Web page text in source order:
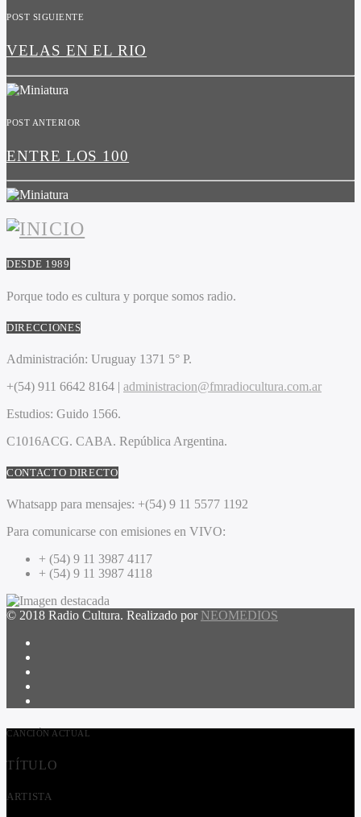
POST SIGUIENTE
VELAS EN EL RIO
POST ANTERIOR
ENTRE LOS 100
DESDE 1989
Porque todo es cultura y porque somos radio.
DIRECCIONES
Administración: Uruguay 1371 5° P.
+(54) 911 6642 8164 | administracion@fmradiocultura.com.ar
Estudios: Guido 1566.
C1016ACG. CABA. República Argentina.
CONTACTO DIRECTO
Whatsapp para mensajes: +(54) 9 11 5577 1192
Para comunicarse con emisiones en VIVO:
+ (54) 9 11 3987 4117
+ (54) 9 11 3987 4118
© 2018 Radio Cultura. Realizado por NEOMEDIOS
CANCIÓN ACTUAL
TÍTULO
ARTISTA